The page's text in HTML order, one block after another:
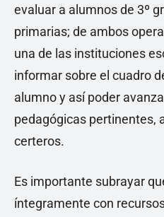
evaluar a alumnos de 3º
primarias; de ambos
una de las instituciones
informar sobre el cuadro
alumno y así poder
pedagógicas pertinentes,
certeros.
Es importante subrayar
íntegramente con